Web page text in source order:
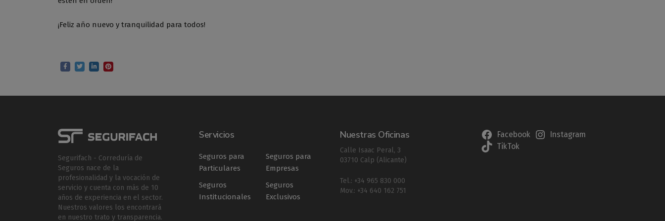
¡Feliz año nuevo y tranquilidad para todos!
Segurifach - Correduría de
Seguros nace de la
profesionalidad y la vocación de
servicio y cuenta con más de 10
años de experiencia en el sector.
Nuestros valores los encontrará
en nuestro trato y transparencia.
Servicios
Seguros para
Particulares
Seguros para
Empresas
Seguros
Institucionales
Seguros
Exclusivos
Nuestras Oficinas
Calle Isaac Peral, 3
03710 Calp (Alicante)
Tel.: +34 965 830 000
Mov.: +34 640 162 751
Facebook
Instagram
TikTok